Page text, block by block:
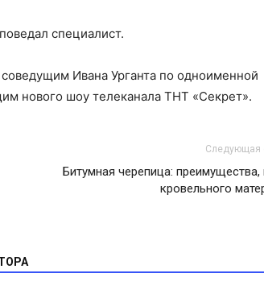
специалист.
Ивана Урганта по одноименной
нового шоу телеканала ТНТ «Секрет».
Следующая
Битумная черепица:
кровельного